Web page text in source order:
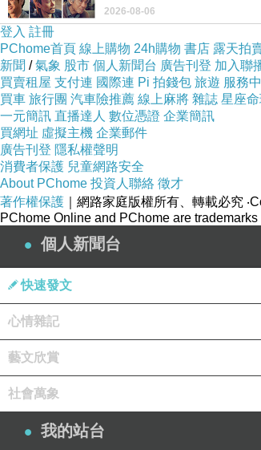
2026-08-06
登入 註冊
PChome首頁 線上購物 24h購物 書店 露天拍
新聞 /氣象 股市 個人新聞台 廣告刊登 加入聯
買賣租屋 支付連 國際連 Pi 拍錢包 旅遊 服務
買車 旅行團 汽車險推薦 線上麻將 雜誌 星座
一元簡訊 直播達人 數位憑證 企業簡訊
買網址 虛擬主機 企業郵件
廣告刊登 隱私權聲明
消費者保護 兒童網路安全
About PChome 投資人聯絡 徵才
著作權保護 ｜網路家庭版權所有、轉載必究
PChome Online and PChome are
個人新聞台
快速發文
心情雜記
藝文欣賞
社會萬象
我的站台